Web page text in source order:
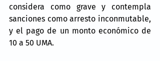
considera como grave y contempla
sanciones como arresto inconmutable,
y el pago de un monto económico de
10 a 50 UMA.